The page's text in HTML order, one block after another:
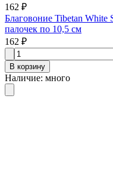
162 ₽
Благовоние Tibetan White
палочек по 10,5 см
162 ₽
В корзину
Наличие: много